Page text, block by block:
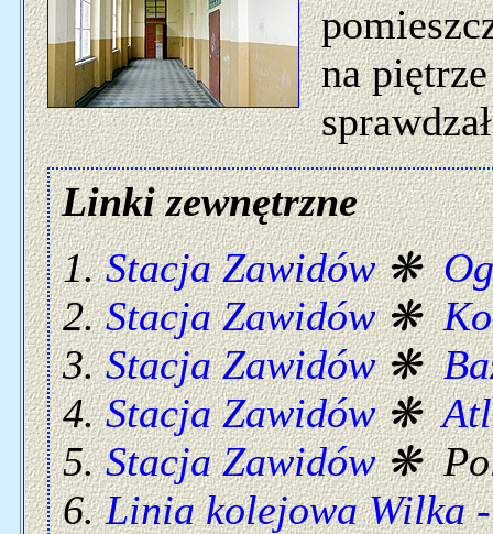
na
Linki zewnętrzne
Stacja Zawidów❋
Stacja Zawidów❋
Stacja Zawidów❋
Stacja Zawidów❋
Stacja Zawidów❋
Linia kolejowa Wilka